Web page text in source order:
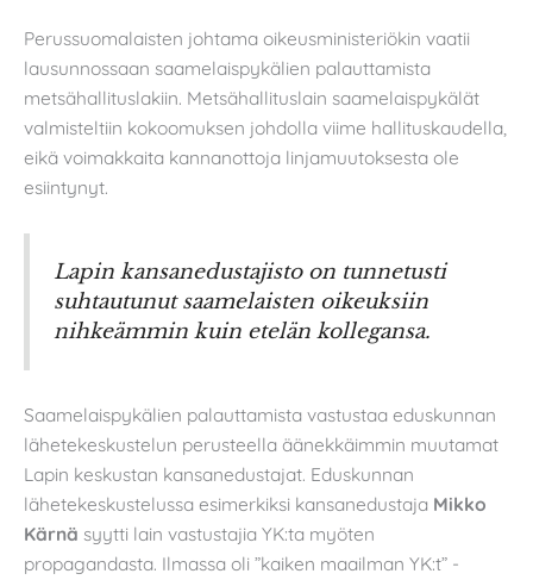
Perussuomalaisten johtama oikeusministeriökin vaatii
lausunnossaan saamelaispykälien palauttamista
metsähallituslakiin. Metsähallituslain saamelaispykälät
valmisteltiin kokoomuksen johdolla viime hallituskaudella,
eikä voimakkaita kannanottoja linjamuutoksesta ole
esiintynyt.
Lapin kansanedustajisto on tunnetusti
suhtautunut saamelaisten oikeuksiin
nihkeämmin kuin etelän kollegansa.
Saamelaispykälien palauttamista vastustaa eduskunnan
lähetekeskustelun perusteella äänekkäimmin muutamat
Lapin keskustan kansanedustajat. Eduskunnan
lähetekeskustelussa esimerkiksi kansanedustaja Mikko
Kärnä syytti lain vastustajia YK:ta myöten
propagandasta. Ilmassa oli ”kaiken maailman YK:t” -